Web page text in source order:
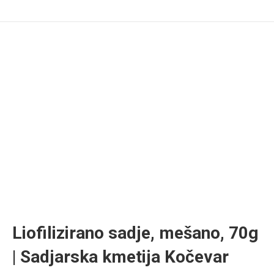
Liofilizirano sadje, mešano, 70g
| Sadjarska kmetija Kočevar